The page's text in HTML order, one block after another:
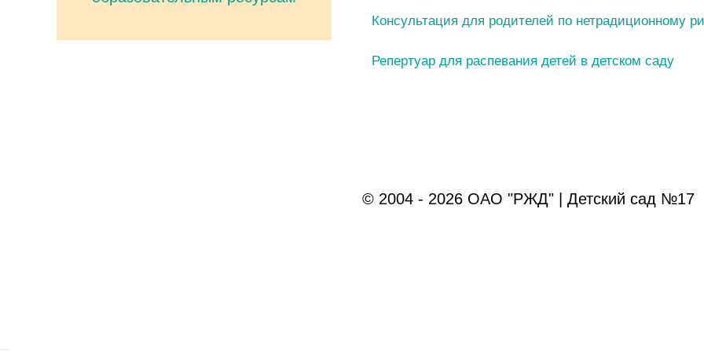
Консультация для родителей по нетрадиционному
Репертуар для распевания детей в детском саду
© 2004 - 2026 ОАО "РЖД" | Детский сад №17